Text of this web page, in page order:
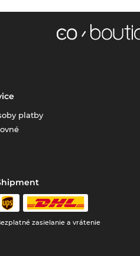
platby
zasielanie a vrátenie